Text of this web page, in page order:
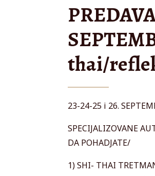
thai/
23-24-25 i 26.
SPECIJALIZOVANE
DA POHADJATE/
1) SHI- THAI